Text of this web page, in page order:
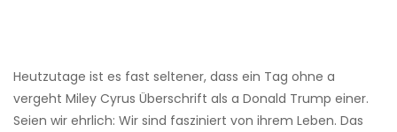
Heutzutage ist es fast seltener, dass ein Tag ohne a
vergeht Miley Cyrus Überschrift als a Donald Trump einer.
Seien wir ehrlich: Wir sind fasziniert von ihrem Leben. Das